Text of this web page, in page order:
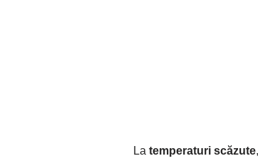
La temperaturi scăzute